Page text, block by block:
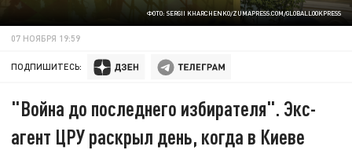
ФОТО: SERGII KHARCHENKO/ZUMAPRESS.COM/GLOBALLOOKPRESS
07 НОЯБРЯ 19:59
ПОДПИШИТЕСЬ:
"Война до последнего избирателя". Экс-
агент ЦРУ раскрыл день, когда в Киеве